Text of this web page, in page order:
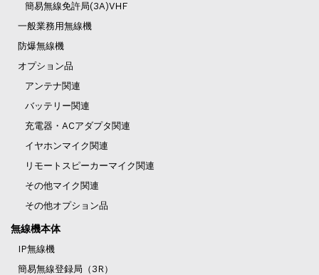
簡易無線免許局(3A)VHF
一般業務用無線機
防爆無線機
オプション品
アンテナ関連
バッテリー関連
充電器・ACアダプタ関連
イヤホンマイク関連
リモートスピーカーマイク関連
その他マイク関連
その他オプション品
無線機本体
IP無線機
簡易無線登録局（3R）